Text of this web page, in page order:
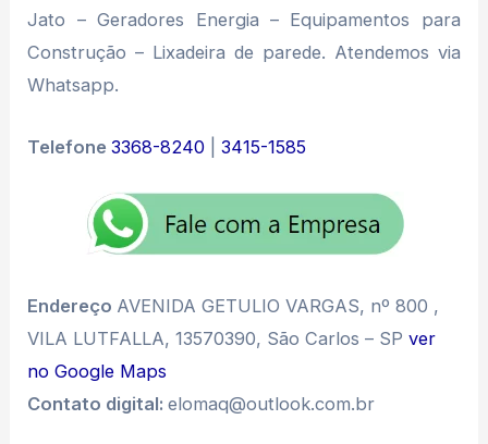
Jato – Geradores Energia – Equipamentos para
Construção – Lixadeira de parede. Atendemos via
Whatsapp.
Telefone3368-8240 |3415-1585
Endereço AVENIDA GETULIO VARGAS, nº 800 ,
VILA LUTFALLA, 13570390, São Carlos – SPver
no Google Maps
Contato digital:elomaq@outlook.com.br